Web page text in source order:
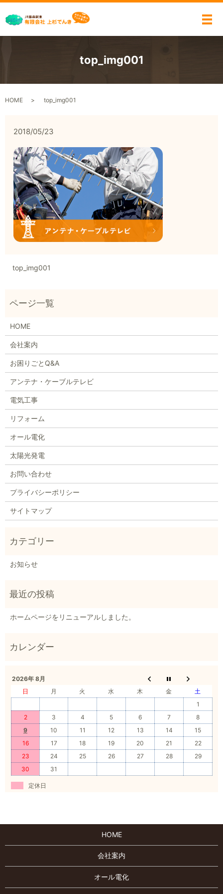
メ
top_img001
HOME top_img001
2018/05/23
top_img001
HOME
会社案内
お困りごとQ&A
アンテナ・ケーブルテレビ
電気工事
リフォーム
オール電化
太陽光発電
お問い合わせ
プライバシーポリシー
サイトマップ
お知らせ
ホームページをリニューアルしました。
2026年 8月
日
月 火 水 木 金
土
1
2
3 4 5 6 7
8
9
10 11 12 13 14
15
16
17 18 19 20 21
22
23
24 25 26 27 28
29
30
31
定休日
HOME
会社案内
オール電化